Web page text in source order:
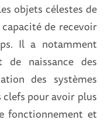
objets célestes de
de recevoir
Il a notamment
naissance des
des systèmes
clefs pour avoir plus
fonctionnement et